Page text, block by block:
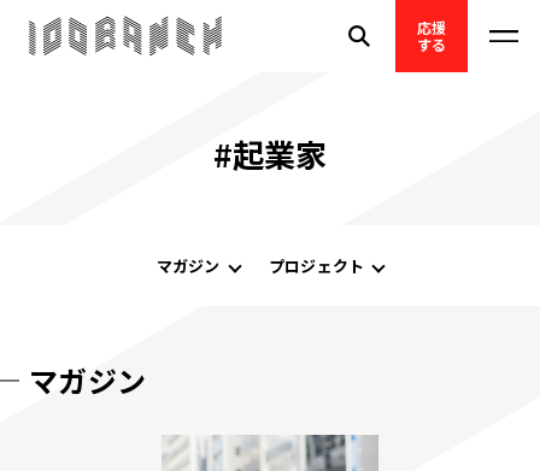
応援
する
#起業家
マガジン プロジェクト
マガジン